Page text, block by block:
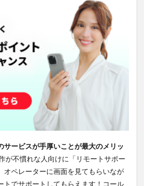
サービスが手厚いことが最大のメリッ
が不慣れな人向けに「リモートサポー
オペレーターに画面を見てもらいなが